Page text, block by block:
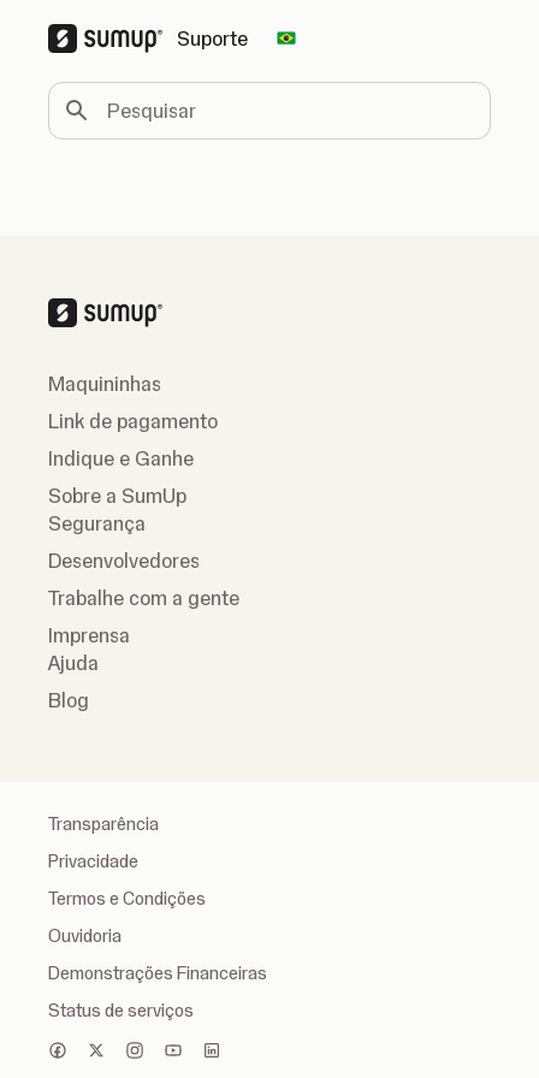
Suporte Change country
Pesquisar
Maquininhas
Link de pagamento
Indique e Ganhe
Sobre a SumUp
Segurança
Desenvolvedores
Trabalhe com a gente
Imprensa
Ajuda
Blog
Transparência
Privacidade
Termos e Condições
Ouvidoria
Demonstrações Financeiras
Status de serviços